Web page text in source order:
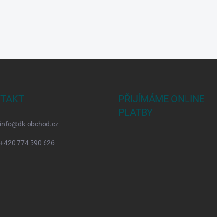
info@dk-obchod.cz
+420 774 590 626
PŘIJÍMÁME ONLINE
PLATBY